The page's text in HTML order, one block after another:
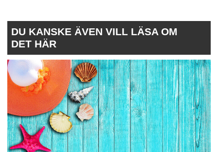
DU KANSKE ÄVEN VILL LÄSA OM
DET HÄR